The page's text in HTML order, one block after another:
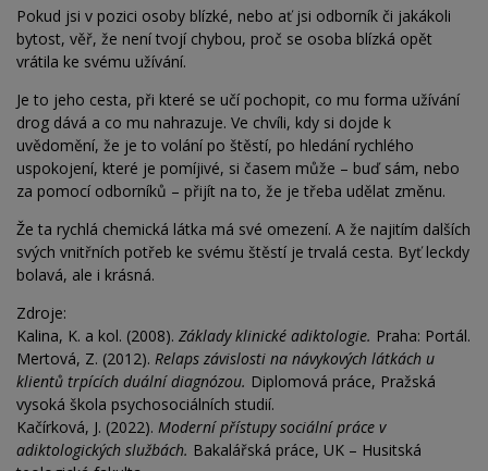
Pokud jsi v pozici osoby blízké, nebo ať jsi odborník či jakákoli
bytost, věř, že není tvojí chybou, proč se osoba blízká opět
vrátila ke svému užívání.
Je to jeho cesta, při které se učí pochopit, co mu forma užívání
drog dává a co mu nahrazuje. Ve chvíli, kdy si dojde k
uvědomění, že je to volání po štěstí, po hledání rychlého
uspokojení, které je pomíjivé, si časem může – buď sám, nebo
za pomocí odborníků – přijít na to, že je třeba udělat změnu.
Že ta rychlá chemická látka má své omezení. A že najitím dalších
svých vnitřních potřeb ke svému štěstí je trvalá cesta. Byť leckdy
bolavá, ale i krásná.
Zdroje:
Kalina, K. a kol. (2008). Základy klinické adiktologie. Praha: Portál.
Mertová, Z. (2012). Relaps závislosti na návykových látkách u
klientů trpících duální diagnózou. Diplomová práce, Pražská
vysoká škola psychosociálních studií.
Kačírková, J. (2022). Moderní přístupy sociální práce v
adiktologických službách. Bakalářská práce, UK – Husitská